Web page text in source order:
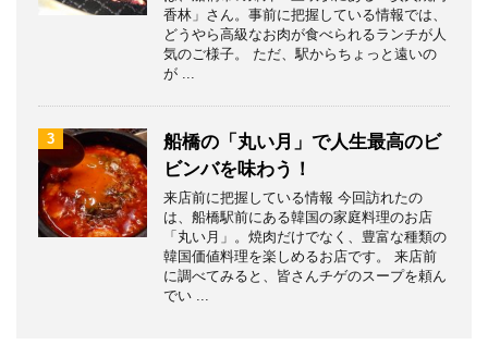
香林」さん。事前に把握している情報では、
どうやら高級なお肉が食べられるランチが人
気のご様子。 ただ、駅からちょっと遠いの
が ...
3
船橋の「丸い月」で人生最高のビ
ビンバを味わう！
来店前に把握している情報 今回訪れたの
は、船橋駅前にある韓国の家庭料理のお店
「丸い月」。焼肉だけでなく、豊富な種類の
韓国価値料理を楽しめるお店です。 来店前
に調べてみると、皆さんチゲのスープを頼ん
でい ...